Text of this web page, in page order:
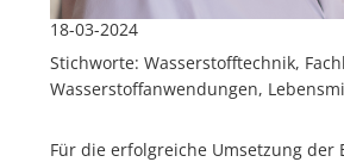
18-03-2024
Stichworte: Wasserstofftechnik,
Wasserstoffanwendungen,
Für die erfolgreiche Umsetzung der